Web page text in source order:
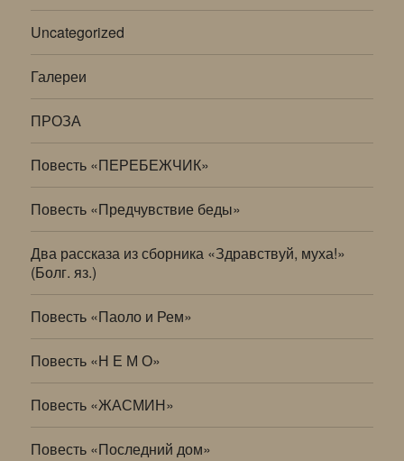
Uncategorized
Галереи
ПРОЗА
Повесть «ПЕРЕБЕЖЧИК»
Повесть «Предчувствие беды»
Два рассказа из сборника «Здравствуй, муха!»
(Болг. яз.)
Повесть «Паоло и Рем»
Повесть «Н Е М О»
Повесть «ЖАСМИН»
Повесть «Последний дом»